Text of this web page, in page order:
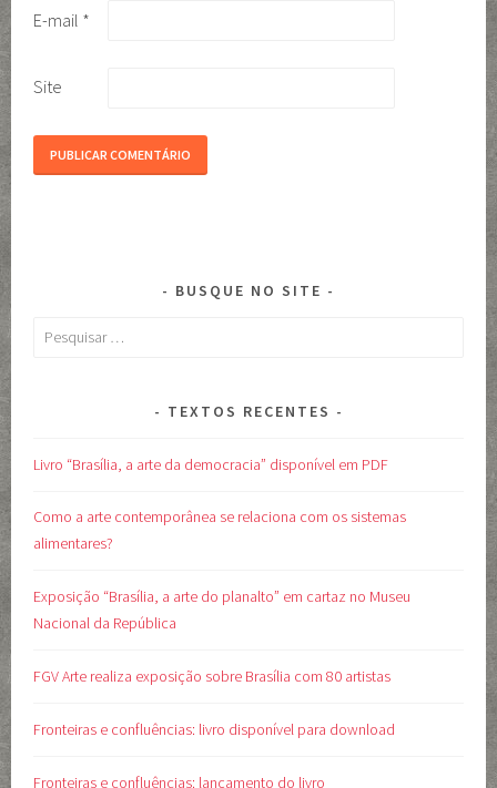
E-mail *
Site
BUSQUE NO SITE
Pesquisar
TEXTOS RECENTES
Livro “Brasília, a arte da democracia” disponível em PDF
Como a arte contemporânea se relaciona com os sistemas
alimentares?
Exposição “Brasília, a arte do planalto” em cartaz no Museu
Nacional da República
FGV Arte realiza exposição sobre Brasília com 80 artistas
Fronteiras e confluências: livro disponível para download
Fronteiras e confluências: lançamento do livro